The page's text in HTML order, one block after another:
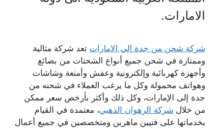
الامارات.
شركة شحن من جدة إلي الامارات تعد شركة مثالية
وممتازة في شحن جميع أنواع الشحنات من بضائع
وأجهزة كهربائية وإلكترونية وعفش وأمتعة وشاشات
وهواتف محمولة وكل ما يرغب العملاء في شحنه من
جدة إلى الإمارات، وكل ذلك وأكثر بأرخص سعر ممكن
من خلال شركة الرهوان الذهبي، معتمدة في القيام
بخدماتها على فنيين ماهرين ومتخصصين في جميع أعمال